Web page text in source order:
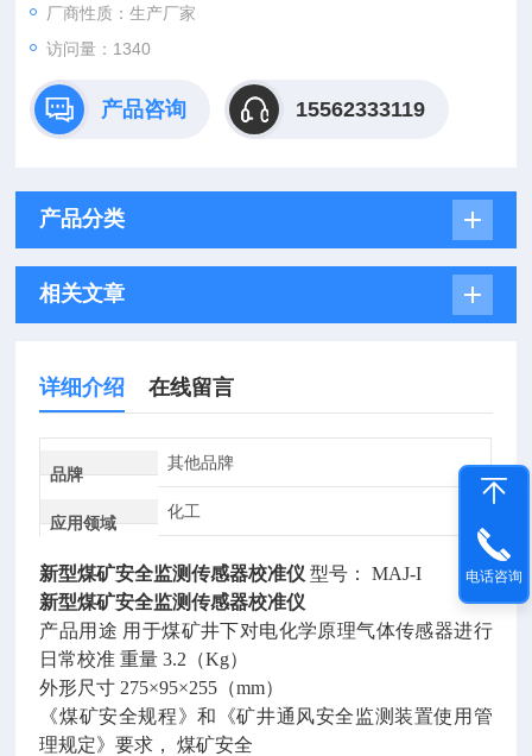
厂商性质：生产厂家
访问量：1340
产品咨询 15562333119
产品分类
相关文章
详细介绍 在线留言
品牌
其他品牌
应用领域
化工
新型煤矿安全监测传感器校准仪 型号： MAJ-I
新型煤矿安全监测传感器校准仪
产品用途 用于煤矿井下对电化学原理气体传感器进行
日常校准 重量 3.2（Kg）
外形尺寸 275×95×255（mm）
《煤矿安全规程》和《矿井通风安全监测装置使用管
理规定》要求， 煤矿安全
电话咨询